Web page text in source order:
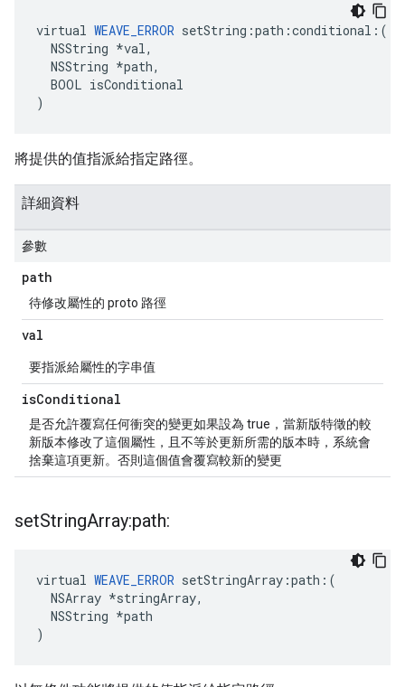
virtual WEAVE_ERROR setString:path:conditional:(
  NSString *val,
  NSString *path,
  BOOL isConditional
)
將提供的值指派給指定路徑。
詳細資料
參數
path
待修改屬性的 proto 路徑
val
要指派給屬性的字串值
isConditional
是否允許覆寫任何衝突的變更如果設為 true，當新版特徵的較
新版本修改了這個屬性，且不等於更新所需的版本時，系統會
捨棄這項更新。否則這個值會覆寫較新的變更
setStringArray:path:
virtual WEAVE_ERROR setStringArray:path:(
  NSArray *stringArray,
  NSString *path
)